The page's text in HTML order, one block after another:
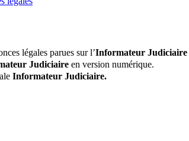
légales parues sur l’Informateur Judiciaire
Judiciaire en version numérique.
Informateur Judiciaire.